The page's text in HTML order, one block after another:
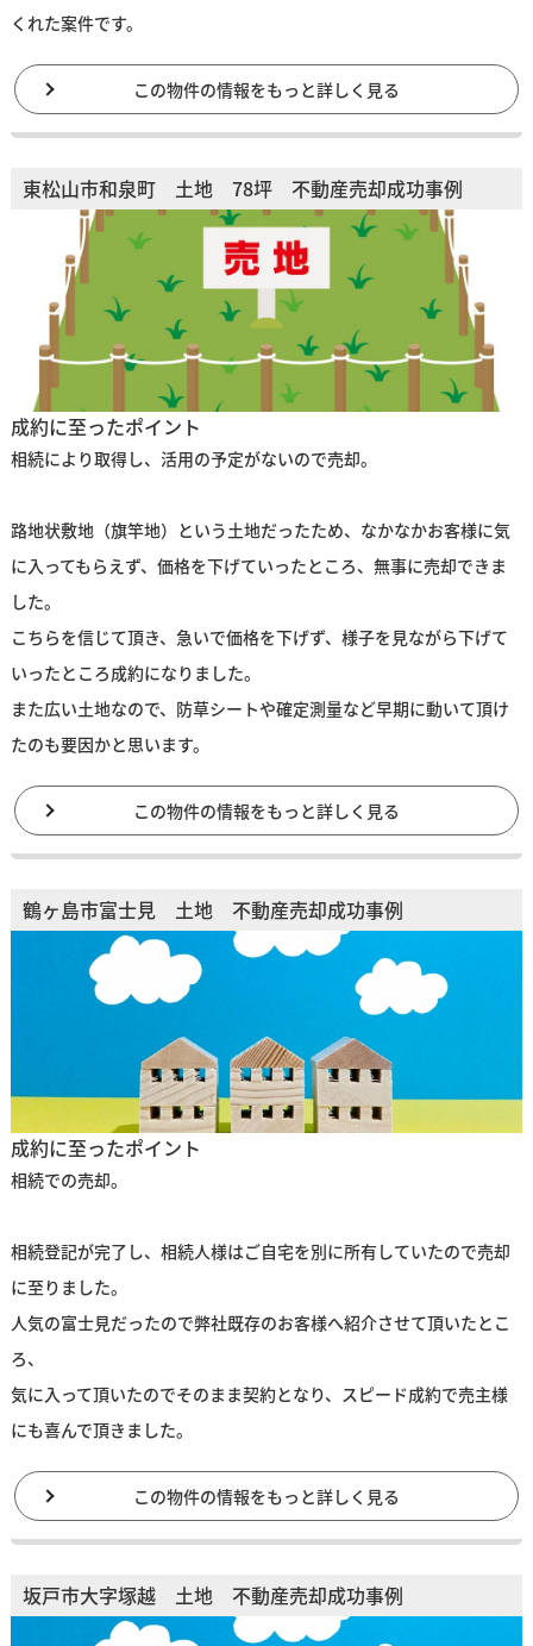
くれた案件です。
この物件の情報をもっと詳しく見る
東松山市和泉町 土地 78坪 不動産売却成功事例
成約に至ったポイント
相続により取得し、活用の予定がないので売却。
路地状敷地（旗竿地）という土地だったため、なかなかお客様に気
に入ってもらえず、価格を下げていったところ、無事に売却できま
した。
こちらを信じて頂き、急いで価格を下げず、様子を見ながら下げて
いったところ成約になりました。
また広い土地なので、防草シートや確定測量など早期に動いて頂け
たのも要因かと思います。
この物件の情報をもっと詳しく見る
鶴ヶ島市富士見 土地 不動産売却成功事例
成約に至ったポイント
相続での売却。
相続登記が完了し、相続人様はご自宅を別に所有していたので売却
に至りました。
人気の富士見だったので弊社既存のお客様へ紹介させて頂いたとこ
ろ、
気に入って頂いたのでそのまま契約となり、スピード成約で売主様
にも喜んで頂きました。
この物件の情報をもっと詳しく見る
坂戸市大字塚越 土地 不動産売却成功事例